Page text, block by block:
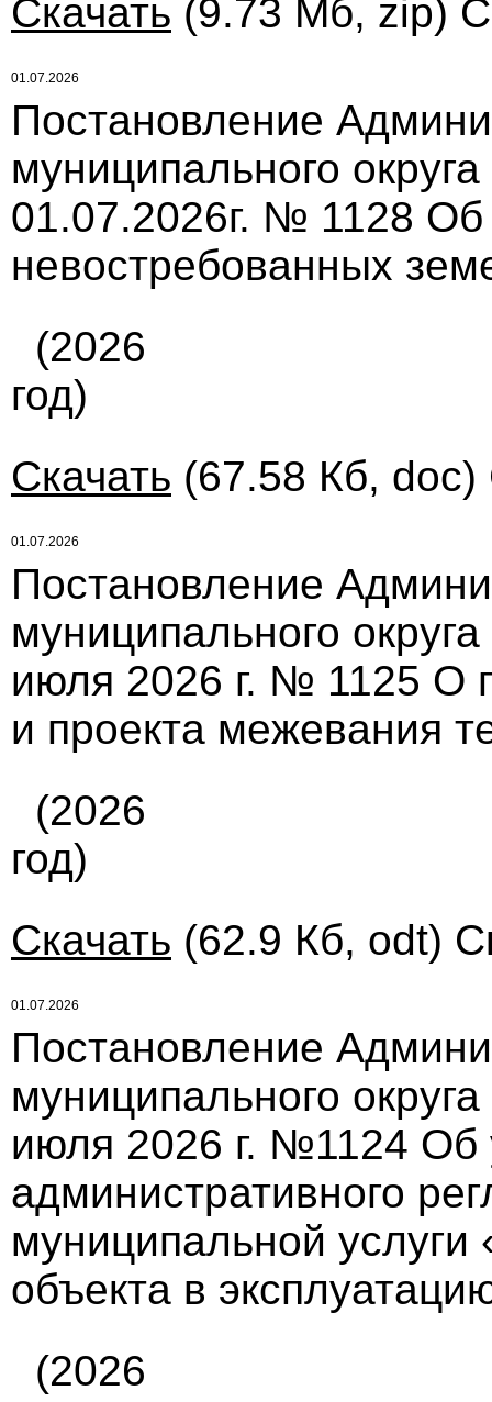
Скачать (9.73 Мб, zip)
01.07.2026
Постановление
муниципального
01.07.2026г. № 1128 Об
невостребованных
(2026
год)
Скачать (67.58 Кб, doc)
01.07.2026
Постановление
муниципального
июля 2026 г. № 1125 О
и проекта межевания
(2026
год)
Скачать (62.9 Кб, odt)
01.07.2026
Постановление
муниципального
июля 2026 г. №1124 Об
административного
муниципальной
объекта в
(2026